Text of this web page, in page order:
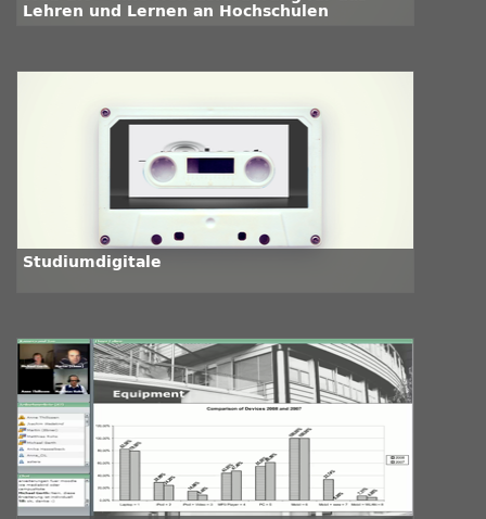
Lehren und Lernen an Hochschulen
Studiumdigitale